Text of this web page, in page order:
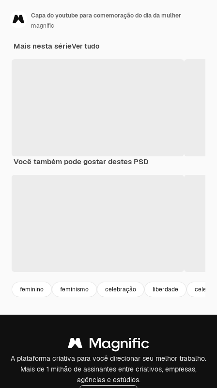
Capa do youtube para comemoração do dia da mulher
magnific
Mais nesta sérieVer tudo
Você também pode gostar destes PSD
feminino feminismo celebração liberdade
A plataforma criativa para você direcionar seu melhor trabalho.
Mais de 1 milhão de assinantes entre criativos, empresas,
agências e estúdios.